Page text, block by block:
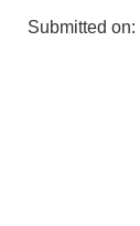
Submitted on: